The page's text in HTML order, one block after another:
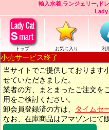
輸入水着,ランジェリー,ド
Lady
トップ お気に入り 利
小売サービス終了
当サイトでご提供しております
せていただきました。
業者の方、まとまったご注文を
用をご検討ください。
卸会員登録済の方は、
タイムセ
なお、在庫商品はアマゾンにて